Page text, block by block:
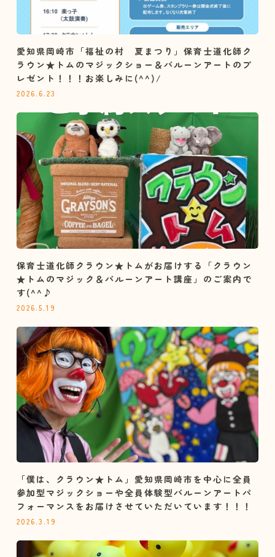
愛知県岡崎市「福祉の村 夏まつり」保育士道化師ク
ラウン★トムのマジックショー＆バルーンアートのプ
レゼント！！！お楽しみに(^^)/
2026.6.23
保育士道化師クラウン★トムがお届けする「クラウン
★トムのマジック＆バルーンアート講座」のご案内で
す(^^♪
2026.5.19
「僕は、クラウン★トム」愛知県岡崎市を中心に全員
参加型マジックショーや全員体験型バルーンアートパ
フォーマンスをお届けさせていただいています！！！
2026.3.19